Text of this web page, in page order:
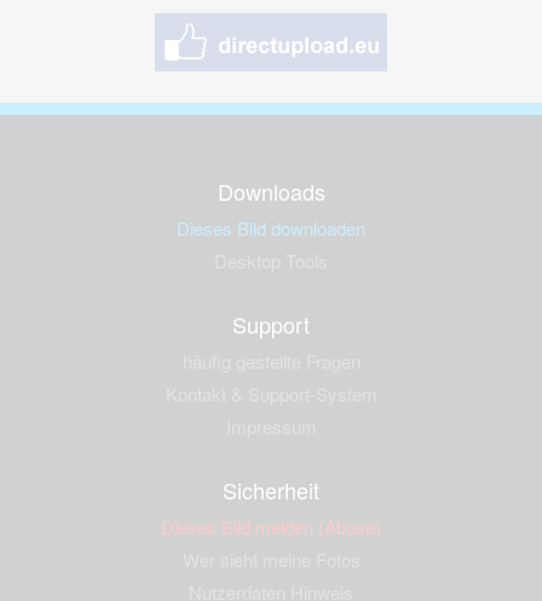
Downloads
Dieses Bild downloaden
Support
Sicherheit
Dieses Bild melden (Abuse)